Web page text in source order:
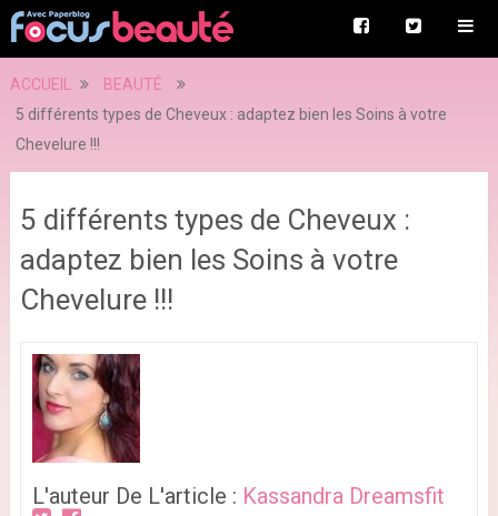
ACCUEIL
BEAUTÉ
5 différents types de Cheveux : adaptez bien les Soins à votre
Chevelure !!!
5 différents types de Cheveux :
adaptez bien les Soins à votre
Chevelure !!!
L'auteur De L'article : Kassandra Dreamsfit